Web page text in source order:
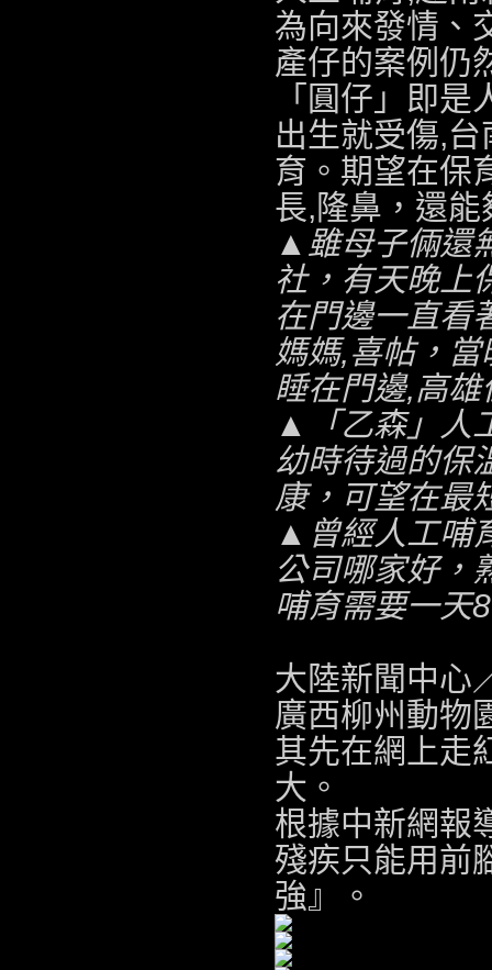
為向來發情、
產仔的案例仍
「圓仔」即
出生就受傷,台
育。期望在保
長,隆鼻 ，還
▲雖母子倆還
社，有天晚上
在門邊一直看
媽媽,喜帖，當
睡在門邊,高雄
▲「乙森」人
幼時待過的保
康，可望在最
▲曾經人工哺
公司哪家好，
哺育需要一天
大陸新聞中心
廣西柳州動物
其先在網上走
大 。
根據中新網報
殘疾只能用前
強』。